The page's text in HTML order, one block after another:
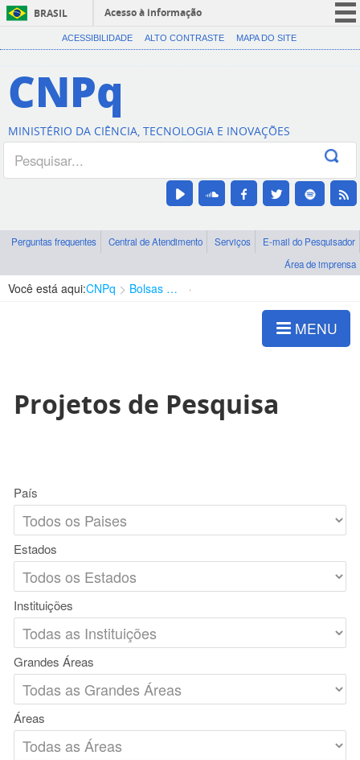
BRASIL
Acesso à informação
CORONAVÍRUS (COVID-19)
Canais
ACESSIBILIDADE ALTO CONTRASTE MAPA DO SITE
CNPq
MINISTÉRIO DA CIÊNCIA, TECNOLOGIA E INOVAÇÕES
Perguntas frequentes Central de Atendimento Serviços
E-mail do Pesquisador
Área de imprensa
Você está aqui:CNPq Bolsas e Auxílios Vigentes
MENU
Projetos de Pesquisa
País
Estados
Instituições
Grandes Áreas
Áreas